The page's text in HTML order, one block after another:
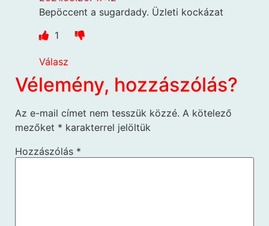
Bepöccent a sugardady. Üzleti kockázat
1
Válasz
Vélemény, hozzászólás?
Az e-mail címet nem tesszük közzé. A kötelező
mezőket * karakterrel jelöltük
Hozzászólás *